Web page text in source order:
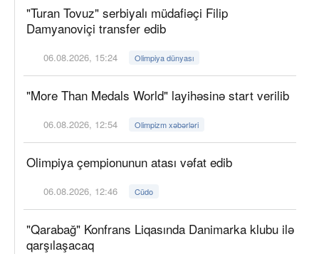
"Turan Tovuz" serbiyalı müdafiəçi Filip
Damyanoviçi transfer edib
06.08.2026, 15:24 Olimpiya dünyası
"More Than Medals World" layihəsinə start verilib
06.08.2026, 12:54 Olimpizm xəbərləri
Olimpiya çempionunun atası vəfat edib
06.08.2026, 12:46 Cüdo
"Qarabağ" Konfrans Liqasında Danimarka klubu ilə
qarşılaşacaq